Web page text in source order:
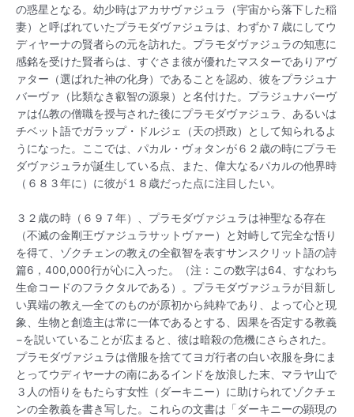
の惑星となる。幼少時はアカサヴァジュラ（宇宙から落下した稲
妻）と呼ばれていたプラモダヴァジュラは、わずか７歳にしてウ
ディヤーナの賢者らの元を訪れた。プラモダヴァジュラの知恵に
感銘を受けた賢者らは、すぐさま彼が優れたマスターでありアヴ
ァター（選ばれた神の化身）であることを認め、彼をプラジュナ
バーヴァ（比類なき叡智の源泉）と名付けた。プラジュナバーヴ
ァは仏教の僧職を授与された後にプラモダヴァジュラ、あるいは
チベット語でガラップ・ドルジェ（天の摂政）として知られるよ
うになった。ここでは、パカル・ヴォタンが６２歳の時にプラモ
ダヴァジュラが誕生している点、また、偉大なるパカルの他界時
（６８３年に）に彼が１８歳だった点に注目したい。
３２歳の時（６９７年）、プラモダヴァジュラは神聖なる存在
（不滅の金剛王ヴァジュラサットヴァー）と対峙して完全な悟り
を得て、ゾクチェンの教えの全叡智を表すサンスクリット語の詩
篇6，400,000行が心に入った。（注：この数字は64、すなわち
生命コードのフラクタルである）。プラモダヴァジュラが目新し
い異端の教え—全てのものが原初から純粋であり、よって心と現
象、生物と創造主は常に一体であるとする、因果を否定する教義
−を説いていることが広まると、彼は暗殺の危機にさらされた。
プラモダヴァジュラは僧服を捨ててヨガ行者の白い衣服を身にま
とってウディヤーナの南にあるインドを放浪した末、マラヤ山で
３人の悟りをもたらす女性（ダーキニー）に助けられてゾクチェ
ンの全教義を書き写した。これらの文書は「ダーキニーの顕現の